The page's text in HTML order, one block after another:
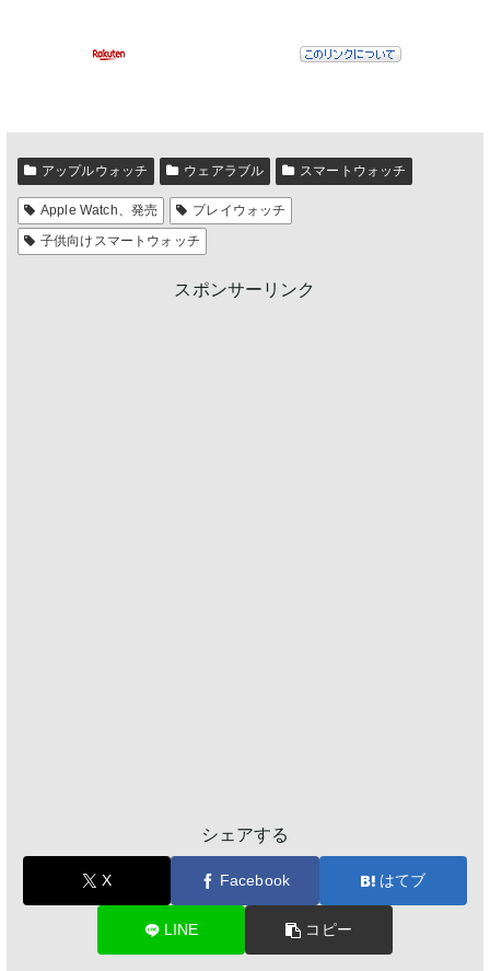
アップルウォッチ ウェアラブル スマートウォッチ
Apple Watch、発売
プレイウォッチ
子供向けスマートウォッチ
スポンサーリンク
シェアする
X Facebook はてブ
LINE コピー